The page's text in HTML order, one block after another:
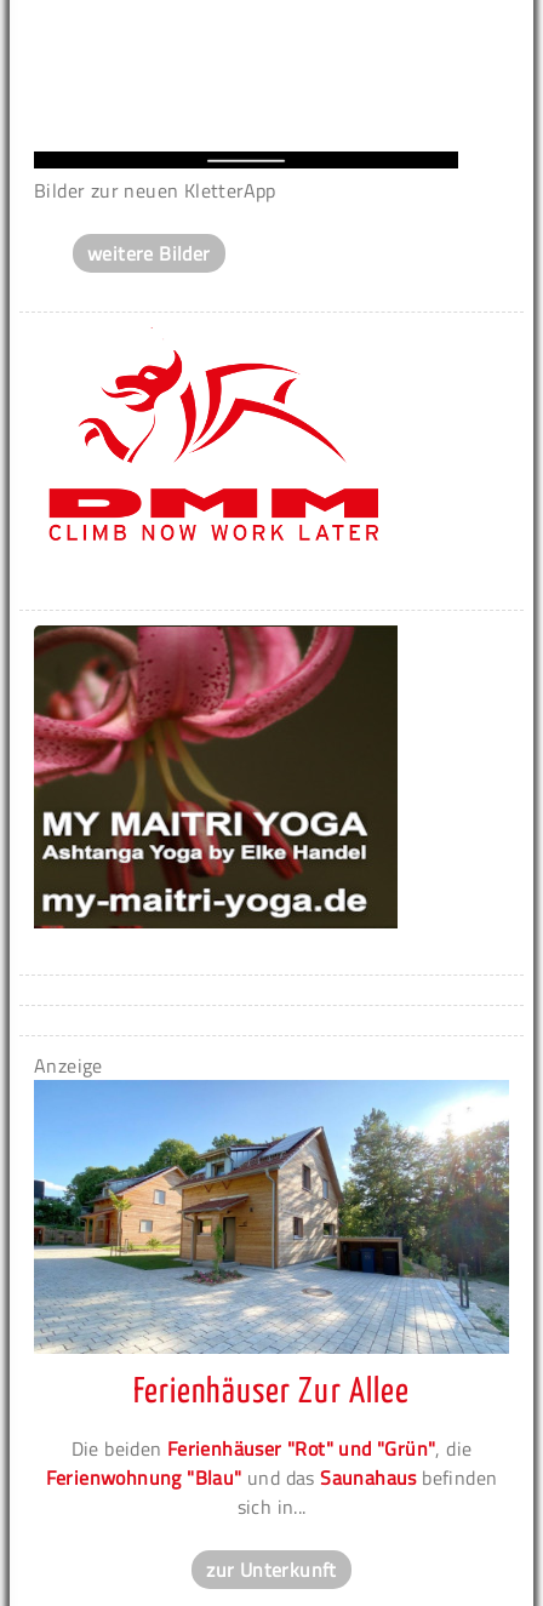
Bilder zur neuen KletterApp
weitere Bilder
Anzeige
Ferienhäuser Zur Allee
Die beiden Ferienhäuser "Rot" und "Grün", die
Ferienwohnung "Blau" und dasSaunahausbefinden
sich in...
zur Unterkunft